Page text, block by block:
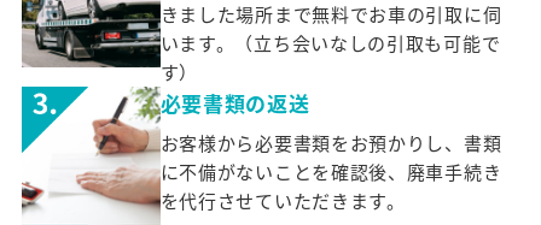
きました場所まで無料でお車の引取に伺
います。（立ち会いなしの引取も可能で
す）
必要書類の返送
お客様から必要書類をお預かりし、書類
に不備がないことを確認後、廃車手続き
を代行させていただきます。